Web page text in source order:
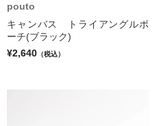
pouto
キャンバス トライアングルポ
ーチ(ブラック)
¥2,640 （税込）